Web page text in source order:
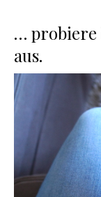
… probiere
aus.